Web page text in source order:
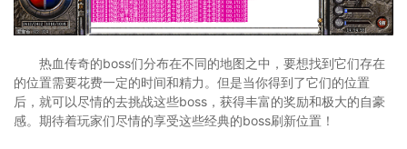
热血传奇的boss们分布在不同的地图之中，要想找到它们存在
的位置需要花费一定的时间和精力。但是当你得到了它们的位置
后，就可以尽情的去挑战这些boss，获得丰富的奖励和极大的自豪
感。期待着玩家们尽情的享受这些经典的boss刷新位置！